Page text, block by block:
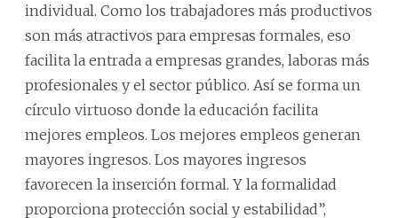
individual. Como los trabajadores más productivos
son más atractivos para empresas formales, eso
facilita la entrada a empresas grandes, laboras más
profesionales y el sector público. Así se forma un
círculo virtuoso donde la educación facilita
mejores empleos. Los mejores empleos generan
mayores ingresos. Los mayores ingresos
favorecen la inserción formal. Y la formalidad
proporciona protección social y estabilidad”,